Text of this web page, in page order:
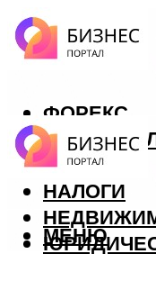
ФОРЕКС
БИЗНЕС
КРЕДИТЫ
НАЛОГИ
МЕНЮ